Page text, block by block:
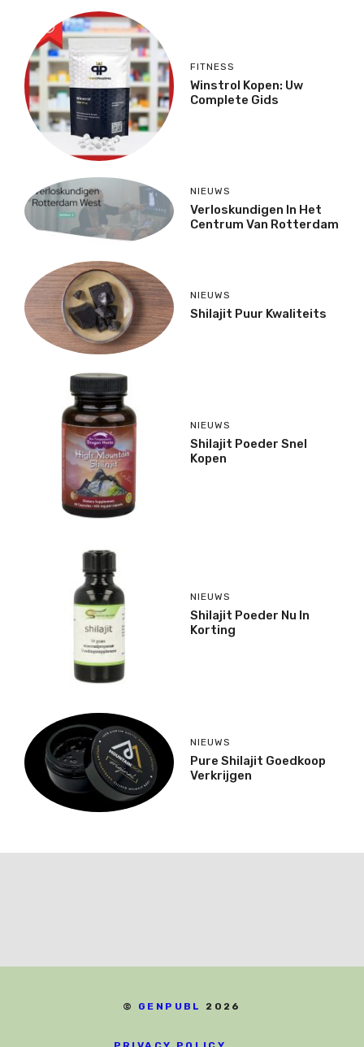
FITNESS
Winstrol Kopen: Uw
Complete Gids
NIEUWS
Verloskundigen In Het
Centrum Van Rotterdam
NIEUWS
Shilajit Puur Kwaliteits
NIEUWS
Shilajit Poeder Snel
Kopen
NIEUWS
Shilajit Poeder Nu In
Korting
NIEUWS
Pure Shilajit Goedkoop
Verkrijgen
© GENPUBL 2026